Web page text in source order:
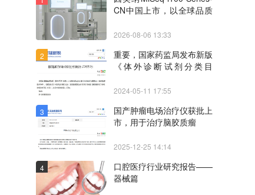
CN中国上市，以全球品质
序能力建设
2026-08-06 13:33
2
重要，国家药监局发布新版
《体外诊断试剂分类目
2025年1月1日起废止
2024-05-11 17:55
3
国产肿瘤电场治疗仪获批上
市，用于治疗脑胶质瘤
2025-12-25 14:14
4
口腔医疗行业研究报告——
器械篇